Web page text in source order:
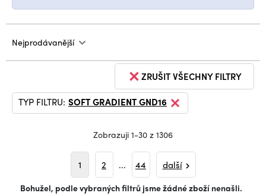
Nejprodávanější
ZRUŠIT VŠECHNY FILTRY
TYP FILTRU: SOFT GRADIENT GND16
Zobrazuji 1-30 z 1306
1 2 ... 44 další
Bohužel, podle vybraných filtrů jsme žádné zboží nenašli.